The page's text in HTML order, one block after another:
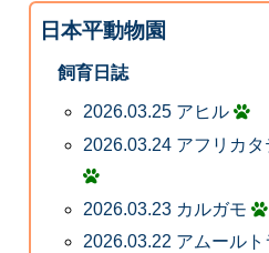
日本平動物園
飼育日誌
2026.03.25 アヒル
2026.03.24 アフリカ
2026.03.23 カルガモ
2026.03.22 アムールト